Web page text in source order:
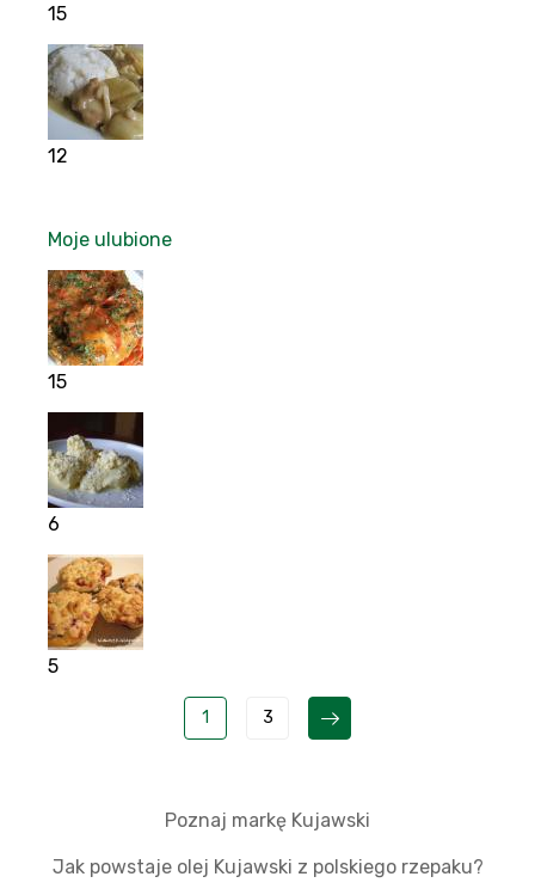
15
12
Moje ulubione
15
6
5
1 3
Poznaj markę Kujawski
Jak powstaje olej Kujawski z polskiego rzepaku?